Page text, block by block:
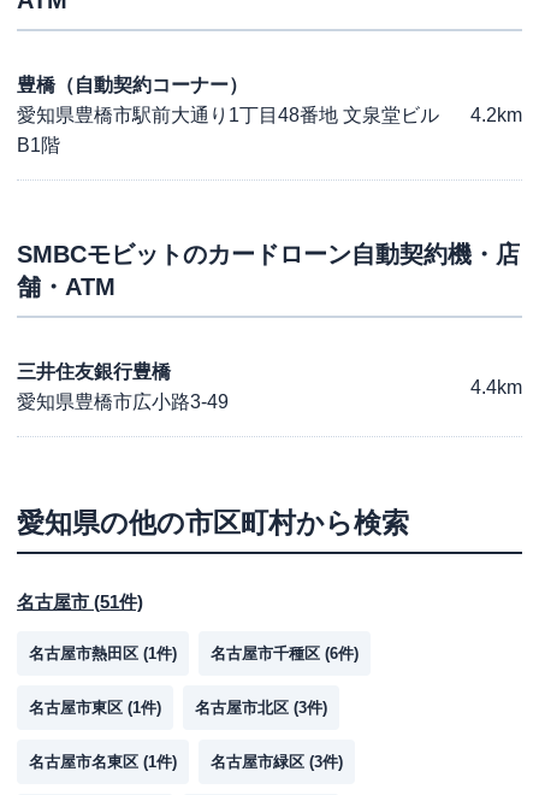
豊橋（自動契約コーナー）
愛知県豊橋市駅前大通り1丁目48番地 文泉堂ビル
B1階
4.2km
SMBCモビットのカードローン自動契約機・店
舗・ATM
三井住友銀行豊橋
愛知県豊橋市広小路3-49
4.4km
愛知県の他の市区町村から検索
名古屋市 (51件)
名古屋市熱田区 (1件) 名古屋市千種区 (6件)
名古屋市東区 (1件) 名古屋市北区 (3件)
名古屋市名東区 (1件) 名古屋市緑区 (3件)